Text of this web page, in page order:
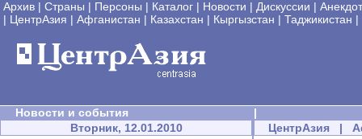
Архив | Страны | Персоны | Каталог | Новости | Дискуссии |
| ЦентрАзия | Афганистан | Казахстан | Кыргызстан | Таджикистан |
Новости и события
|
Вторник, 12.01.2010
ЦентрАзия |